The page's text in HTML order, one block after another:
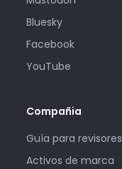
Bluesky
Facebook
YouTube
Compañia
Guía para revisores
Activos de marca